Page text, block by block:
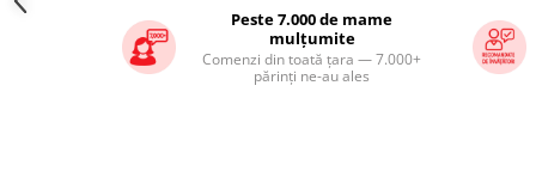
Peste 7.000 de mame
mulțumite
Comenzi din toată țara — 7.000+
părinți ne-au ales